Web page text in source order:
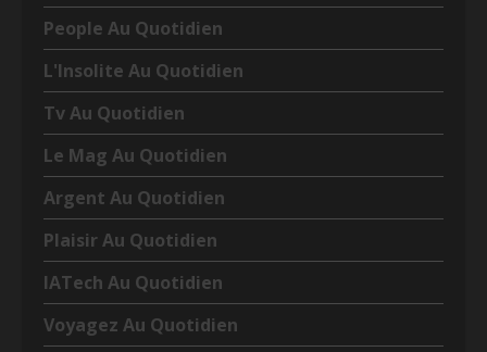
People Au Quotidien
L'Insolite Au Quotidien
Tv Au Quotidien
Le Mag Au Quotidien
Argent Au Quotidien
Plaisir Au Quotidien
IATech Au Quotidien
Voyagez Au Quotidien